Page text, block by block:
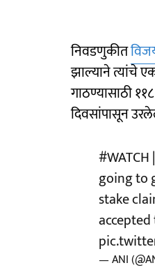
निवडणुकीत
झाल्याने त्यांचे
गाठण्यासाठी
दिवसांपासून
#WATCH
going to
stake
— ANI